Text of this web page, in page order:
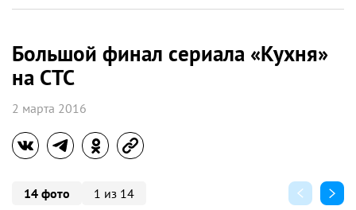
Большой финал сериала «Кухня»
на СТС
2 марта 2016
14 фото 1 из 14